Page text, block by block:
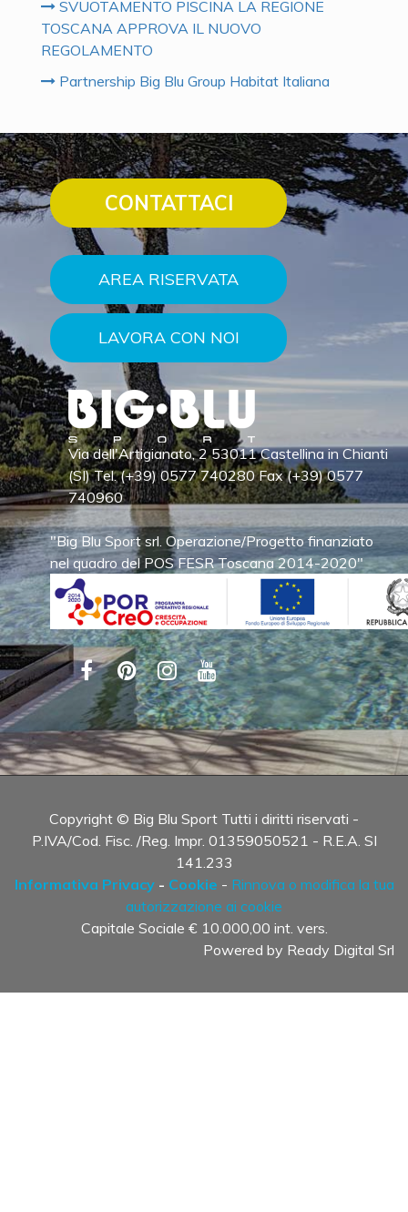
SVUOTAMENTO PISCINA LA REGIONE
TOSCANA APPROVA IL NUOVO
REGOLAMENTO
Partnership Big Blu Group Habitat Italiana
CONTATTACI
AREA RISERVATA
LAVORA CON NOI
Via dell'Artigianato, 2 53011 Castellina in Chianti
(SI) Tel. (+39) 0577 740280 Fax (+39) 0577
740960
"Big Blu Sport srl. Operazione/Progetto finanziato
nel quadro del POS FESR Toscana 2014-2020"
Copyright © Big Blu Sport Tutti i diritti riservati -
P.IVA/Cod. Fisc. /Reg. Impr. 01359050521 - R.E.A. SI
141.233
Informativa Privacy- Cookie - Rinnova o modifica la tua
autorizzazione ai cookie
Capitale Sociale € 10.000,00 int. vers.
Powered by Ready Digital Srl